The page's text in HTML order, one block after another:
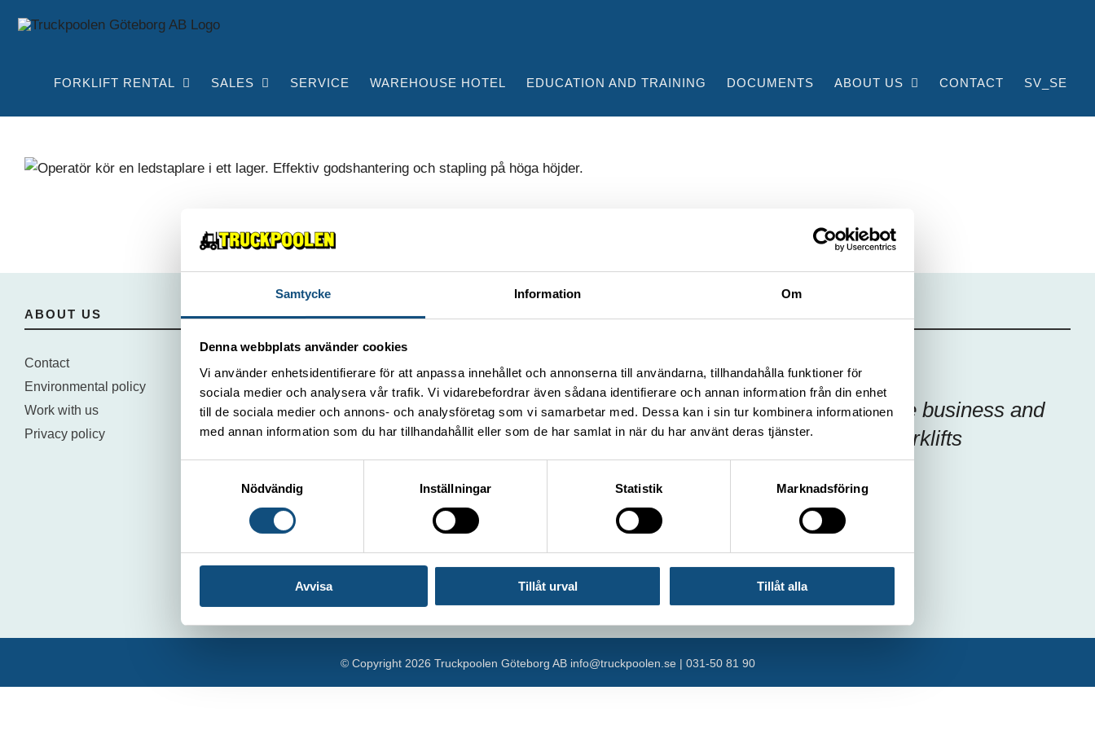
Samtycke Information Om
Denna webbplats använder cookies
Vi använder enhetsidentifierare för att anpassa innehållet och annonserna till användarna, tillhandahålla funktioner för
sociala medier och analysera vår trafik. Vi vidarebefordrar även sådana identifierare och annan information från din enhet
till de sociala medier och annons- och analysföretag som vi samarbetar med. Dessa kan i sin tur kombinera informationen
med annan information som du har tillhandahållit eller som de har samlat in när du har använt deras tjänster.
Nödvändig
Inställningar Statistik Marknadsföring
Avvisa Tillåt urval Tillåt alla
FORKLIFT RENTAL SALES SERVICE WAREHOUSE HOTEL EDUCATION AND TRAINING DOCUMENTS ABOUT US CONTACT SV_SE
ABOUT US
Contact
Environmental policy
Work with us
Privacy policy
OUR MOST POPULAR FORKLIFTS
Container handling truck 5 tons (Electric)
Container handling truck 8 tons
Forklift 15 -16 tons
Focus on your core business and
let us handle the forklifts
© Copyright 2026 Truckpoolen Göteborg AB info@truckpoolen.se| 031-50 81 90